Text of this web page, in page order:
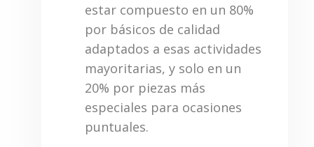
estar compuesto en un 80%
por básicos de calidad
adaptados a esas actividades
mayoritarias, y solo en un
20% por piezas más
especiales para ocasiones
puntuales.